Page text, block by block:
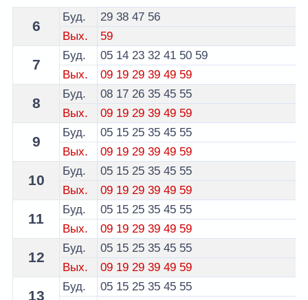
Расписание 10 маршрутки Брест по остановке
6
Буд. 29 38 47 56
Вых.
59
7
Буд. 05 14 23 32 41 50 59
Вых.
09 19 29 39 49 59
8
Буд. 08 17 26 35 45 55
Вых.
09 19 29 39 49 59
9
Буд. 05 15 25 35 45 55
Вых.
09 19 29 39 49 59
10
Буд. 05 15 25 35 45 55
Вых.
09 19 29 39 49 59
11
Буд. 05 15 25 35 45 55
Вых.
09 19 29 39 49 59
12
Буд. 05 15 25 35 45 55
Вых.
09 19 29 39 49 59
13
Буд. 05 15 25 35 45 55